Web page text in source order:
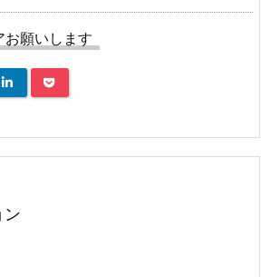
お願いします
ン